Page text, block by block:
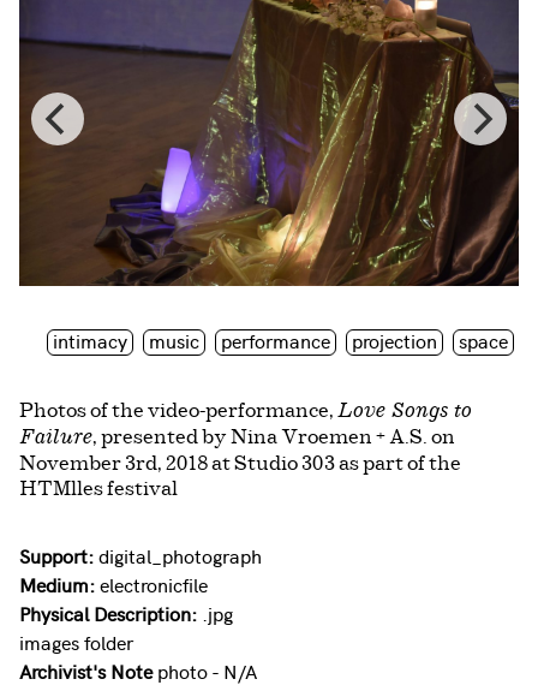
intimacy music performance projection space
Photos of the video-performance, Love Songs to
Failure, presented by Nina Vroemen + A.S. on
November 3rd, 2018 at Studio 303 as part of the
HTMlles festival
Support:digital_photograph
Medium:electronicfile
Physical Description: .jpg
images folder
Archivist's Notephoto - N/A